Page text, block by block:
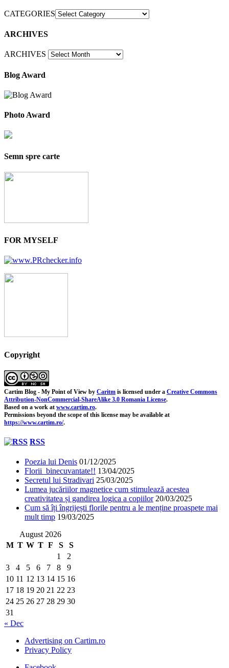
CATEGORIES
ARCHIVES
ARCHIVES
Blog Award
Photo Award
Semn spre carte
FOR MYSELF
Copyright
Cartim Blog - My Point of View by Caritm is licensed under a Creative Commons
Attribution-NonCommercial-ShareAlike 3.0 Romania License.
Based on a work at www.cartim.ro.
Permissions beyond the scope of this license may be available at
https://www.cartim.ro/.
RSS
Poezia lui Denis 01/12/2025
Florii binecuvantate!! 13/04/2025
Secretul lui Stradivari 25/03/2025
Lumea jucăriilor magnetice cum stimulează acestea
creativitatea și gandirea logica a copiilor 20/03/2025
Cum să îți îngrijești florile pentru a le menține proaspete mai
mult timp 19/03/2025
August 2026
M T W T F S
S
1
2
3
4 5 6 7 8
9
10 11 12 13 14 15 16
17 18 19 20 21 22 23
24 25 26 27 28 29 30
31
« Dec
Advertising on Cartim.ro
Privacy Policy